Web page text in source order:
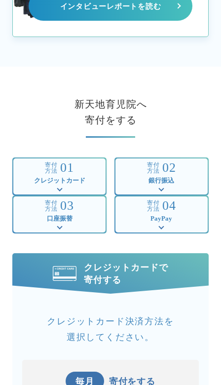
インタビューレポートを読む
新天地育児院へ
寄付をする
寄付
方法 01
クレジットカード
寄付
方法 02
銀行振込
寄付
方法 03
口座振替
寄付
方法 04
PayPay
クレジットカードで
寄付する
クレジットカード決済方法を
選択してください。
毎月 寄付をする